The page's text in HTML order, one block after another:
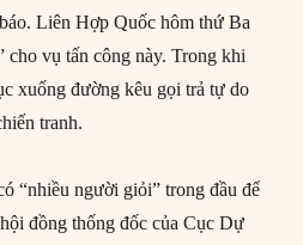
Liên Hợp Quốc hôm thứ Ba
cho vụ tấn công này. Trong khi
xuống đường kêu gọi trả tự do
tranh.
“nhiều người giỏi” trong đầu để
đồng thống đốc của Cục Dự